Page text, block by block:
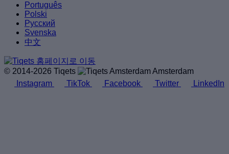
Português
Polski
Русский
Svenska
中文
© 2014-2026 Tiqets
Amsterdam
Instagram
TikTok Facebook Twitter LinkedIn